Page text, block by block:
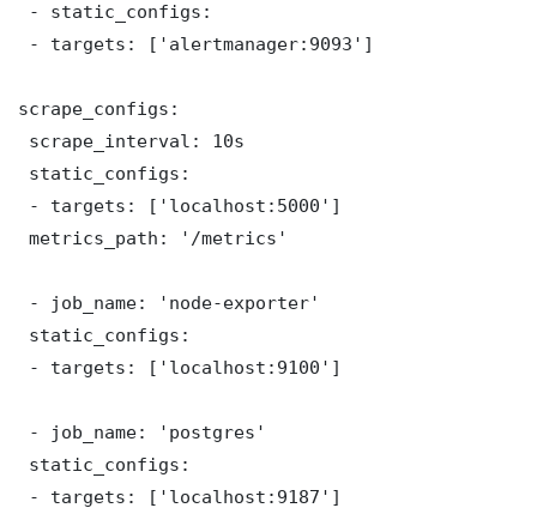
- static_configs:
- targets: ['alertmanager:9093']
scrape_configs:
scrape_interval: 10s
static_configs:
- targets: ['localhost:5000']
metrics_path: '/metrics'
- job_name: 'node-exporter'
static_configs:
- targets: ['localhost:9100']
- job_name: 'postgres'
static_configs:
- targets: ['localhost:9187']